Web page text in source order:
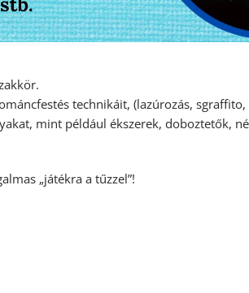
technikáit, (lazúrozás,
mint például ékszerek, doboztetők,
„játékra a tűzzel”!